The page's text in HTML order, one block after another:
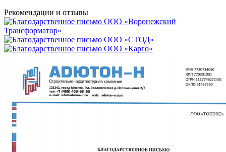
Рекомендации и отзывы